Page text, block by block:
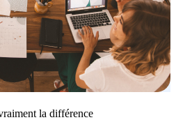
la différence